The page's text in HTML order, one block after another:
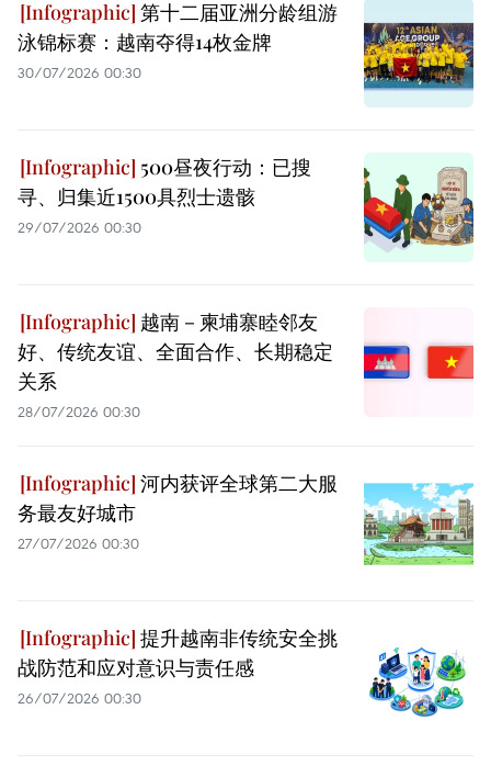
第十二届亚洲分龄组游
泳锦标赛：越南夺得14枚金牌
30/07/2026 00:30
500昼夜行动：已搜
寻、归集近1500具烈士遗骸
29/07/2026 00:30
越南－柬埔寨睦邻友
好、传统友谊、全面合作、长期稳定
关系
28/07/2026 00:30
河内获评全球第二大服
务最友好城市
27/07/2026 00:30
提升越南非传统安全挑
战防范和应对意识与责任感
26/07/2026 00:30